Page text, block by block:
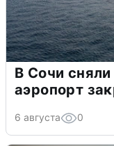
В Сочи
аэропорт
6 августа 0